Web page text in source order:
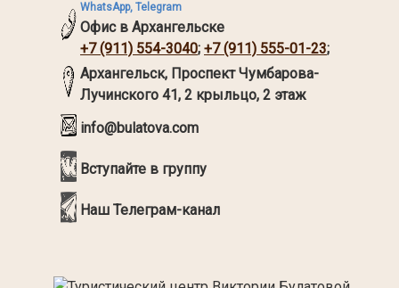
WhatsApp, Telegram
Офис в Архангельске
+7 (911) 554-3040; +7 (911) 555-01-23;
Архангельск, Проспект Чумбарова-
Лучинского 41, 2 крыльцо, 2 этаж
info@bulatova.com
Вступайте в группу
Наш Телеграм-канал